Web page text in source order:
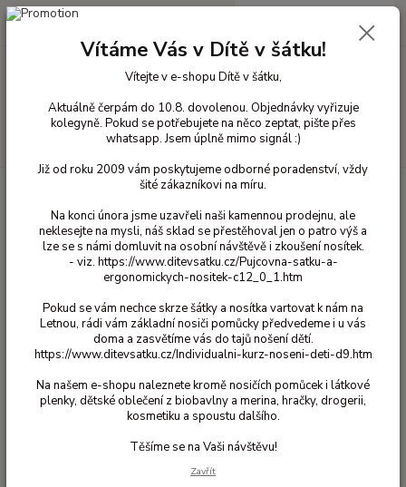
+420 603 818 836
0 Kč
Bavlněné oblečení pro děti Triko bavlna krátký rukáv
Tričko Maxomorra - Snail 86/92
390 Kč
Ohodnotit produkt
Tričko s krátkým rukávem
Vítáme Vás v Dítě v šátku!
Vítejte v e-shopu Dítě v šátku,
Aktuálně čerpám do 10.8. dovolenou. Objednávky vyřizuje
kolegyně. Pokud se potřebujete na něco zeptat, pište přes
whatsapp. Jsem úplně mimo signál :)
Již od roku 2009 vám poskytujeme odborné poradenství, vždy
šité zákazníkovi na míru.
Na konci února jsme uzavřeli naši kamennou prodejnu, ale
neklesejte na mysli, náš sklad se přestěhoval jen o patro výš a
lze se s námi domluvit na osobní návštěvě i zkoušení nosítek.
- viz. https://www.ditevsatku.cz/Pujcovna-satku-a-
ergonomickych-nositek-c12_0_1.htm
Pokud se vám nechce skrze šátky a nosítka vartovat k nám na
Letnou, rádi vám základní nosiči pomůcky předvedeme i u vás
doma a zasvětíme vás do tajů nošení dětí.
https://www.ditevsatku.cz/Individualni-kurz-noseni-deti-d9.htm
Na našem e-shopu naleznete kromě nosičích pomůcek i látkové
plenky, dětské oblečení z biobavlny a merina, hračky, drogerii,
kosmetiku a spoustu dalšího.
Těšíme se na Vaši návštěvu!
Zavřít